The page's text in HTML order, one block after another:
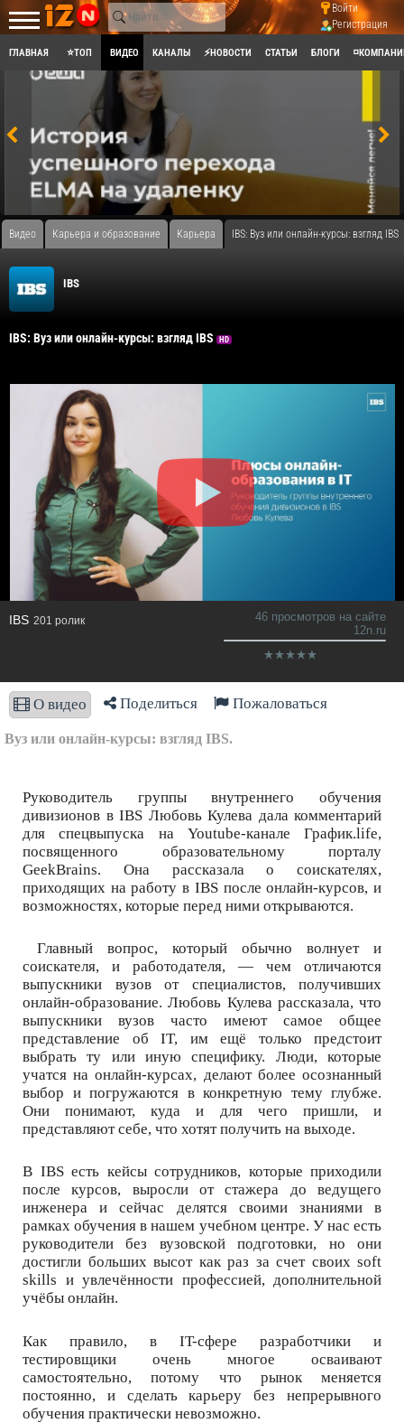
Войти
Регистрация
ГЛАВНАЯ ⭐ТОП ВИДЕО КАНАЛЫ ⚡НОВОСТИ СТАТЬИ БЛОГИ
Видео Карьера и образование Карьера IBS: Вуз или онлайн-курсы: взгляд IBS
IBS
IBS: Вуз или онлайн-курсы: взгляд IBS HD
IBS 201 ролик
46 просмотров на сайте
12n.ru
О видео Поделиться Пожаловаться
Вуз или онлайн-курсы: взгляд IBS.
Руководитель группы внутреннего обучения
дивизионов в IBS Любовь Кулева дала комментарий
для спецвыпуска на Youtube-канале График.life,
посвященного образовательному порталу
GeekBrains. Она рассказала о соискателях,
приходящих на работу в IBS после онлайн-курсов, и
возможностях, которые перед ними открываются.
Главный вопрос, который обычно волнует и
соискателя, и работодателя, ― чем отличаются
выпускники вузов от специалистов, получивших
онлайн-образование. Любовь Кулева рассказала, что
выпускники вузов часто имеют самое общее
представление об IT, им ещё только предстоит
выбрать ту или иную специфику. Люди, которые
учатся на онлайн-курсах, делают более осознанный
выбор и погружаются в конкретную тему глубже.
Они понимают, куда и для чего пришли, и
представляют себе, что хотят получить на выходе.
В IBS есть кейсы сотрудников, которые приходили
после курсов, выросли от стажера до ведущего
инженера и сейчас делятся своими знаниями в
рамках обучения в нашем учебном центре. У нас есть
руководители без вузовской подготовки, но они
достигли больших высот как раз за счет своих soft
skills и увлечённости профессией, дополнительной
учёбы онлайн.
Как правило, в IT-сфере разработчики и
тестировщики очень многое осваивают
самостоятельно, потому что рынок меняется
постоянно, и сделать карьеру без непрерывного
обучения практически невозможно.